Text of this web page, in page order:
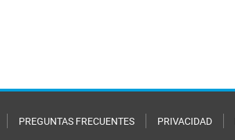
PREGUNTAS FRECUENTES PRIVACIDAD